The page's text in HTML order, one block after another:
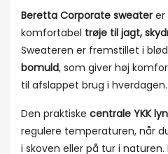
Beretta Corporate sweater er
komfortabel trøje til jagt,
Sweateren er fremstillet i
bomuld, som giver høj
til afslappet brug i hverdagen.
Den praktiske centrale YKK
regulere temperaturen, når
i skoven eller på tur i